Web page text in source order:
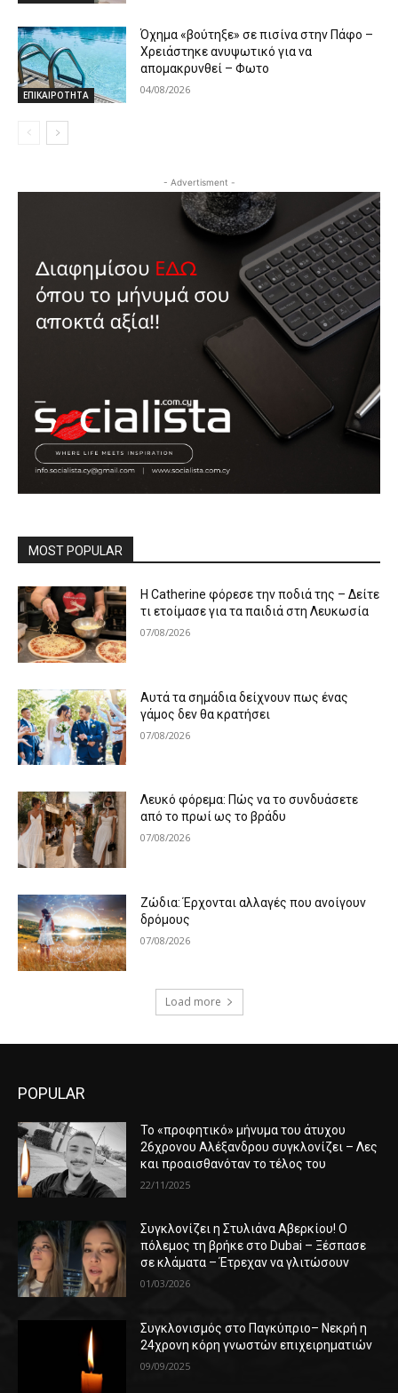
ΕΠΙΚΑΙΡΟΤΗΤΑ
Όχημα «βούτηξε» σε πισίνα στην Πάφο –
Χρειάστηκε ανυψωτικό για να
απομακρυνθεί – Φωτο
04/08/2026
- Advertisment -
MOST POPULAR
Η Catherine φόρεσε την ποδιά της – Δείτε
τι ετοίμασε για τα παιδιά στη Λευκωσία
07/08/2026
Αυτά τα σημάδια δείχνουν πως ένας
γάμος δεν θα κρατήσει
07/08/2026
Λευκό φόρεμα: Πώς να το συνδυάσετε
από το πρωί ως το βράδυ
07/08/2026
Ζώδια: Έρχονται αλλαγές που ανοίγουν
δρόμους
07/08/2026
Load more
POPULAR
Το «προφητικό» μήνυμα του άτυχου
26χρονου Αλέξανδρου συγκλονίζει – Λες
και προαισθανόταν το τέλος του
22/11/2025
Συγκλονίζει η Στυλιάνα Αβερκίου! Ο
πόλεμος τη βρήκε στο Dubai – Ξέσπασε
σε κλάματα – Έτρεχαν να γλιτώσουν
01/03/2026
Συγκλονισμός στο Παγκύπριο– Νεκρή η
24χρονη κόρη γνωστών επιχειρηματιών
09/09/2025